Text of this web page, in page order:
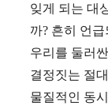
잊게 되는 대
까? 흔히 언
우리를 둘러
결정짓는 절
물질적인 동